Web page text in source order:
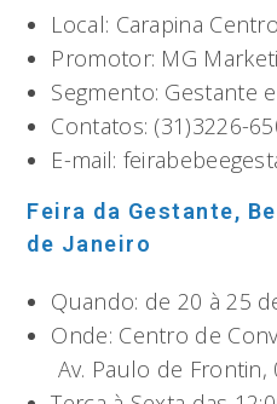
Local: Carapina
Promotor: MG
Segmento: Gestante
Contatos: (31)3226-
E-mail:
Feira da Gestante,
de Janeiro
Quando: de 20 à 25
Onde: Centro de
Av. Paulo de Frontin,